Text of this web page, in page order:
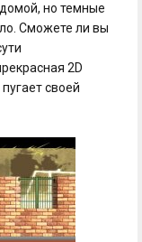
но темные
Сможете ли вы
2D
своей